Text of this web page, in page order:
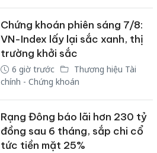
Chứng khoán phiên sáng 7/8:
VN-Index lấy lại sắc xanh, thị
trường khởi sắc
6 giờ trước
Thương hiệu Tài
chính - Chứng khoán
Rạng Đông báo lãi hơn 230 tỷ
đồng sau 6 tháng, sắp chi cổ
tức tiền mặt 25%